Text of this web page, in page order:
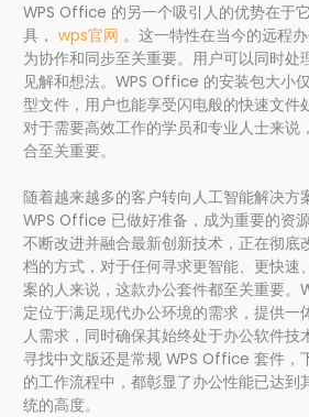
WPS Office 的另一个吸引人的优势在于
具，wps官网 。这一特性在当今的远程
为协作和同步至关重要。用户可以同时处
见解和想法。WPS Office 的安装包大小
型文件，用户也能享受闪电般的快速文件
对于需要高效工作的学员和专业人士来说
合至关重要。
随着越来越多的客户转向人工智能解决方
WPS Office 已做好准备，成为重要的资
不断改进并融合最新创新技术，正在彻底
档的方式，对于任何寻求更智能、更快速
案的人来说，这款办公套件都至关重要。
定位于满足现代办公环境的需求，提供一
人需求，同时确保其始终处于办公软件技
寻找中文版还是常规 WPS Office 套件，
的工作流程中，都彰显了办公性能已达
统的高度。